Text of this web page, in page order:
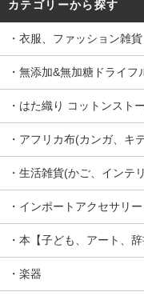
カテゴリーから探す
・衣服、ファッション雑貨
・無添加&無加糖ドライフ
・はた織り コットンスト
・アフリカ布(カンガ、キ
・生活雑貨(かご、インテ
・インポートアクセサリー
・本【子ども、アート、辞
・楽器